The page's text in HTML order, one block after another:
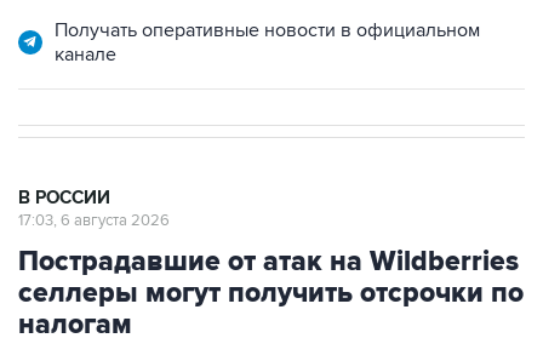
Получать оперативные новости в официальном
канале
В РОССИИ
17:03, 6 августа 2026
Пострадавшие от атак на Wildberries
селлеры могут получить отсрочки по
налогам